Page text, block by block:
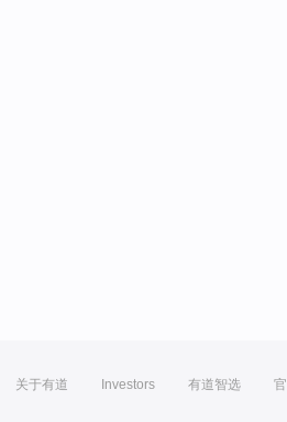
关于有道 Investors 有道智选